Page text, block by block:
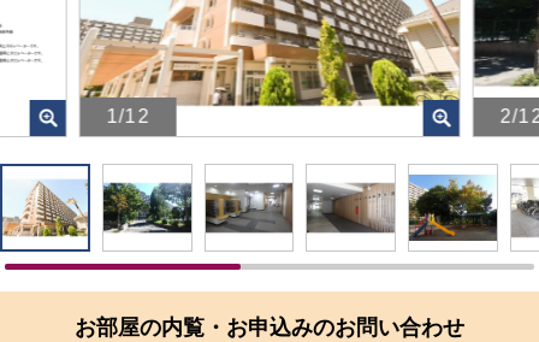
1/12
画
像
を
ク
リ
す
2/
画
像
を
ク
リ
お部屋の内覧・お申込みのお問い合わせ